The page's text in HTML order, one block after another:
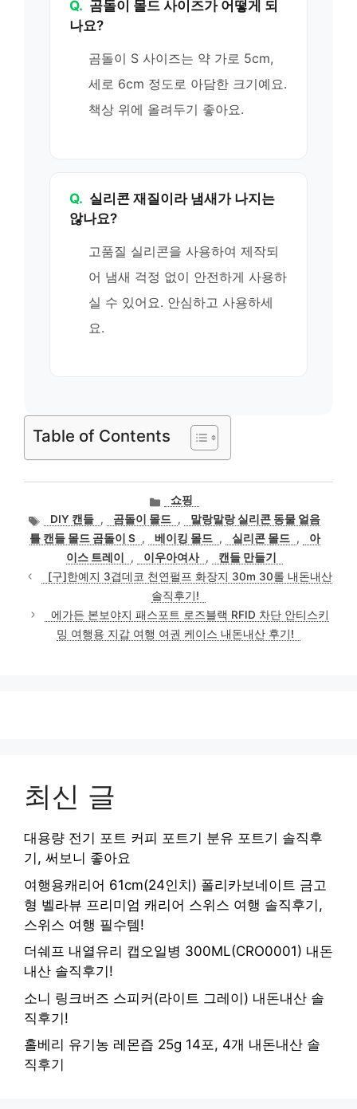
Q. 곰돌이 몰드 사이즈가 어떻게 되
나요?
곰돌이 S 사이즈는 약 가로 5cm,
세로 6cm 정도로 아담한 크기예요.
책상 위에 올려두기 좋아요.
Q. 실리콘 재질이라 냄새가 나지는
않나요?
고품질 실리콘을 사용하여 제작되
어 냄새 걱정 없이 안전하게 사용하
실 수 있어요. 안심하고 사용하세
요.
Table of Contents
카
테
고
리
쇼핑
태
그
DIY 캔들 , 곰돌이 몰드 ,
말랑말랑 실리콘 동물 얼음
틀 캔들 몰드 곰돌이 S , 베이킹 몰드 , 실리콘 몰드 ,
아
이스 트레이
, 이우아여사 ,
캔들 만들기
[구]한예지 3겹데코 천연펄프 화장지 30m 30롤 내돈내산
솔직후기!
에가든 본보야지 패스포트 로즈블랙 RFID 차단 안티스키
밍 여행용 지갑 여행 여권 케이스 내돈내산 후기!
최신 글
대용량 전기 포트 커피 포트기 분유 포트기 솔직후
기, 써보니 좋아요
여행용캐리어 61cm(24인치) 폴리카보네이트 금고
형 벨라뷰 프리미엄 캐리어 스위스 여행 솔직후기,
스위스 여행 필수템!
더쉐프 내열유리 캡오일병 300ML(CRO0001) 내돈
내산 솔직후기!
소니 링크버즈 스피커(라이트 그레이) 내돈내산 솔
직후기!
홀베리 유기농 레몬즙 25g 14포, 4개 내돈내산 솔
직후기